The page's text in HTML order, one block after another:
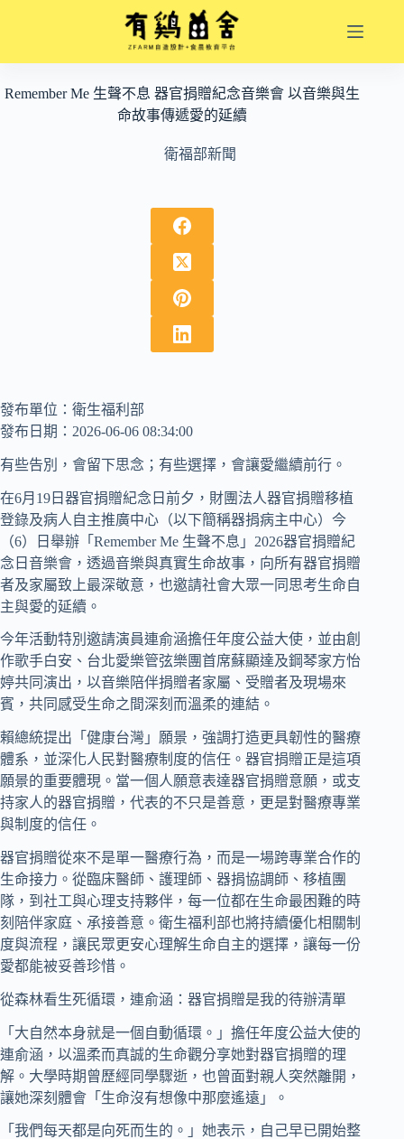
內Remember Me 生聲不息 器官捐贈紀念音樂會 以音樂與生
命故事傳遞愛的延續
衛福部新聞
發布單位：衛生福利部
發布日期：2026-06-06 08:34:00
有些告別，會留下思念；有些選擇，會讓愛繼續前行。
在6月19日器官捐贈紀念日前夕，財團法人器官捐贈移植
登錄及病人自主推廣中心（以下簡稱器捐病主中心）今
（6）日舉辦「Remember Me 生聲不息」2026器官捐贈紀
念日音樂會，透過音樂與真實生命故事，向所有器官捐贈
者及家屬致上最深敬意，也邀請社會大眾一同思考生命自
主與愛的延續。
今年活動特別邀請演員連俞涵擔任年度公益大使，並由創
作歌手白安、台北愛樂管弦樂團首席蘇顯達及鋼琴家方怡
婷共同演出，以音樂陪伴捐贈者家屬、受贈者及現場來
賓，共同感受生命之間深刻而溫柔的連結。
賴總統提出「健康台灣」願景，強調打造更具韌性的醫療
體系，並深化人民對醫療制度的信任。器官捐贈正是這項
願景的重要體現。當一個人願意表達器官捐贈意願，或支
持家人的器官捐贈，代表的不只是善意，更是對醫療專業
與制度的信任。
器官捐贈從來不是單一醫療行為，而是一場跨專業合作的
生命接力。從臨床醫師、護理師、器捐協調師、移植團
隊，到社工與心理支持夥伴，每一位都在生命最困難的時
刻陪伴家庭、承接善意。衛生福利部也將持續優化相關制
度與流程，讓民眾更安心理解生命自主的選擇，讓每一份
愛都能被妥善珍惜。
從森林看生死循環，連俞涵：器官捐贈是我的待辦清單
「大自然本身就是一個自動循環。」擔任年度公益大使的
連俞涵，以溫柔而真誠的生命觀分享她對器官捐贈的理
解。大學時期曾歷經同學驟逝，也曾面對親人突然離開，
讓她深刻體會「生命沒有想像中那麼遙遠」。
「我們每天都是向死而生的。」她表示，自己早已開始整